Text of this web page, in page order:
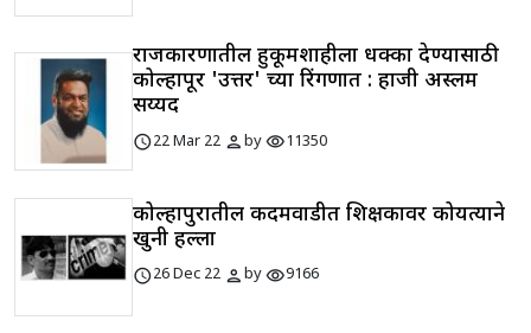
राजकारणातील हुकूमशाहीला धक्का देण्यासाठी
कोल्हापूर 'उत्तर' च्या रिंगणात : हाजी अस्लम
सय्यद
schedule22 Mar 22 personbyvisibility11350
कोल्हापुरातील कदमवाडीत शिक्षकावर कोयत्याने
खुनी हल्ला
schedule26 Dec 22 personbyvisibility9166